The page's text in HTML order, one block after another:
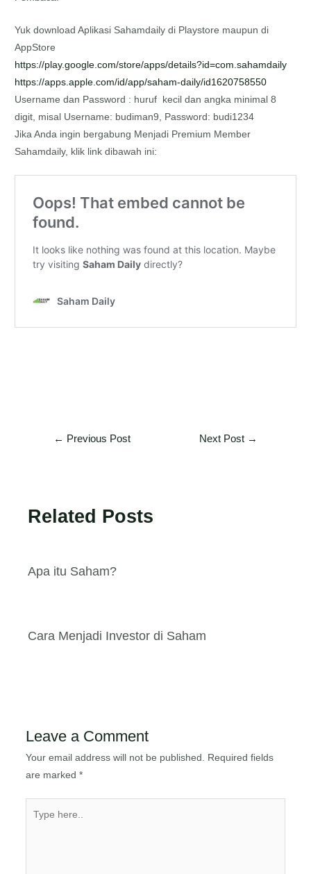
Yuk download Aplikasi Sahamdaily di Playstore maupun di
AppStore
https://play.google.com/store/apps/details?id=com.sahamdaily
https://apps.apple.com/id/app/saham-daily/id1620758550
Username dan Password : huruf kecil dan angka minimal 8
digit, misal Username: budiman9, Password: budi1234
Jika Anda ingin bergabung Menjadi Premium Member
Sahamdaily, klik link dibawah ini:
← Previous Post Next Post →
Related Posts
Apa itu Saham?
Cara Menjadi Investor di Saham
Leave a Comment
Your email address will not be published. Required fields
are marked *